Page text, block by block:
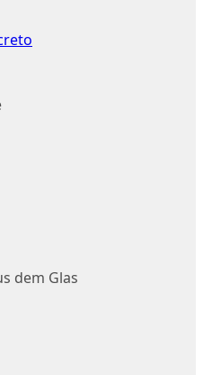
dem Glas